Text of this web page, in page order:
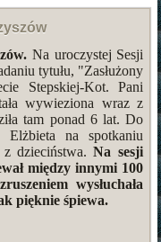
Na uroczystej Sesji
tytułu, "Zasłużony
Stepskiej-Kot. Pani
wywieziona wraz z
tam ponad 6 lat. Do
na spotkaniu
z dzieciństwa.Na sesji
między innymi 100
wysłuchała
pięknie śpiewa.